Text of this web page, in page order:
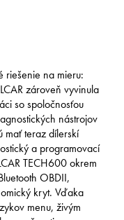
riešenie na mieru:
zároveň vyvinula
so spoločnosťou
nástrojov
mať teraz dílerskí
a programovací
TECH600 okrem
OBDII,
kryt. Vďaka
menu, živým